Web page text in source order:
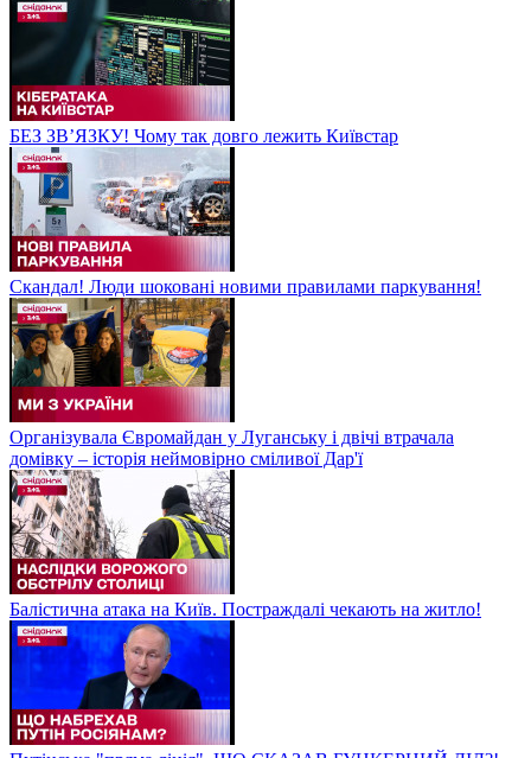
БЕЗ ЗВʼЯЗКУ! Чому так довго лежить Київстар
Скандал! Люди шоковані новими правилами паркування!
Організувала Євромайдан у Луганську і двічі втрачала
домівку – історія неймовірно сміливої Дар'ї
Балістична атака на Київ. Постраждалі чекають на житло!